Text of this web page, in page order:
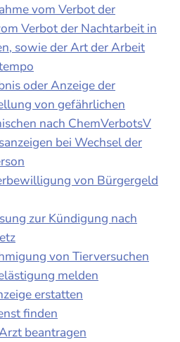
vom Verbot der
Verbot der Nachtarbeit in
sowie der Art der Arbeit
oder Anzeige der
von gefährlichen
nach ChemVerbotsV
bei Wechsel der
von Bürgergeld
zur Kündigung nach
von Tierversuchen
melden
erstatten
finden
beantragen